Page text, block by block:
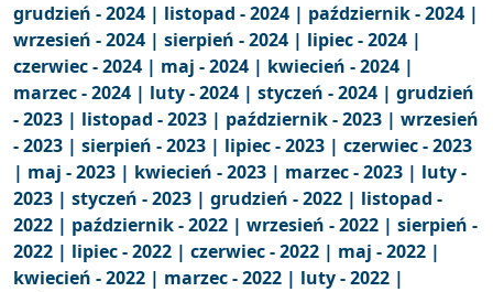
grudzień - 2024 | listopad - 2024 | październik - 2024 |
wrzesień - 2024 | sierpień - 2024 | lipiec - 2024 |
czerwiec - 2024 | maj - 2024 | kwiecień - 2024 |
marzec - 2024 | luty - 2024 | styczeń - 2024 | grudzień
- 2023 | listopad - 2023 | październik - 2023 | wrzesień
- 2023 | sierpień - 2023 | lipiec - 2023 | czerwiec - 2023
| maj - 2023 | kwiecień - 2023 | marzec - 2023 | luty -
2023 | styczeń - 2023 | grudzień - 2022 | listopad -
2022 | październik - 2022 | wrzesień - 2022 | sierpień -
2022 | lipiec - 2022 | czerwiec - 2022 | maj - 2022 |
kwiecień - 2022 | marzec - 2022 | luty - 2022 |